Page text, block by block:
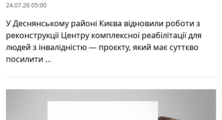
24.07.26 05:00
У Деснянському районі Києва відновили роботи з
реконструкції Центру комплексної реабілітації для
людей з інвалідністю — проєкту, який має суттєво
посилити ...